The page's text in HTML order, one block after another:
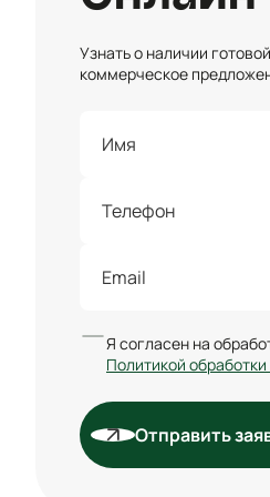
Узнать о наличии
коммерческое
Я согласен на
Политикой
Отправить